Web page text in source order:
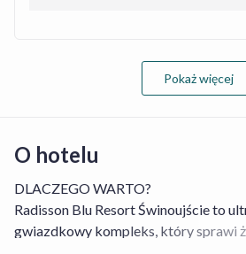
gwiazdek i że wyjazd zakończył się
niezwykle miło gościć Pana i
podczas kolejnego pobytu w
szacunku, Zespół Recepcji Radisson
Pokaż więcej
O hotelu
DLACZEGO WARTO?
Radisson Blu Resort Świnoujście to
gwiazdkowy kompleks, który sprawi